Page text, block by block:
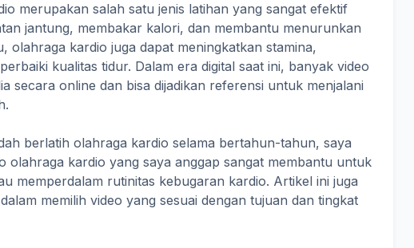
merupakan salah satu jenis latihan yang sangat efektif
jantung, membakar kalori, dan membantu menurunkan
olahraga kardio juga dapat meningkatkan stamina,
kualitas tidur. Dalam era digital saat ini, banyak video
secara online dan bisa dijadikan referensi untuk menjalani
berlatih olahraga kardio selama bertahun-tahun, saya
olahraga kardio yang saya anggap sangat membantu untuk
memperdalam rutinitas kebugaran kardio. Artikel ini juga
memilih video yang sesuai dengan tujuan dan tingkat